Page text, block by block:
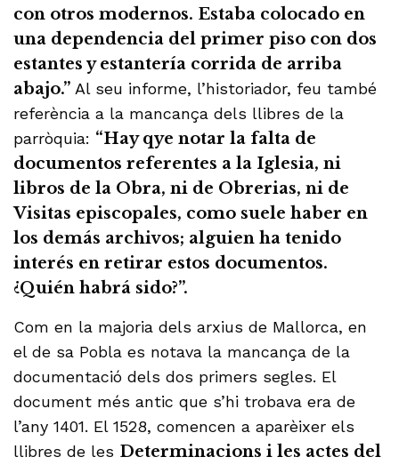
con otros modernos. Estaba colocado en
una dependencia del primer piso con dos
estantes y estantería corrida de arriba
abajo.”Al seu informe, l’historiador, feu també
referència a la mancança dels llibres de la
parròquia: “Hay qye notar la falta de
documentos referentes a la Iglesia, ni
libros de la Obra, ni de Obrerias, ni de
Visitas episcopales, como suele haber en
los demás archivos; alguien ha tenido
interés en retirar estos documentos.
¿Quién habrá sido?”.
Com en la majoria dels arxius de Mallorca, en
el de sa Pobla es notava la mancança de la
documentació dels dos primers segles. El
document més antic que s’hi trobava era de
l’any 1401. El 1528, comencen a aparèixer els
llibres de les Determinacions i les actes del